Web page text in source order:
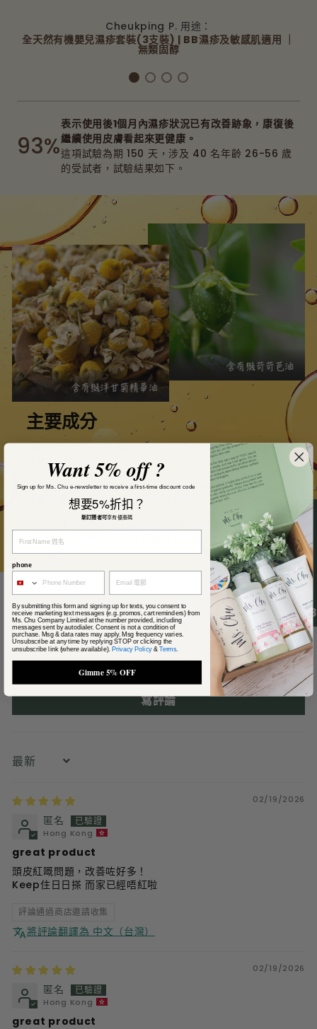
Cheukping P. 用途：
全天然有機嬰兒濕疹套裝(3支裝) | BB濕疹及敏感肌適用 ｜
無類固醇
93%
表示使用後1個月內濕疹狀況已有改善跡象，康復後
繼續使用皮膚看起來更健康。
這項試驗為期 150 天，涉及 40 名年齡 26-56 歲
的受試者，試驗結果如下。
主要成分
· 有機洋甘菊羅馬油有助於放鬆心靈和身體，減輕壓力，
促進身心健康感。
· 有機荷荷巴籽油通過滋潤、平衡油脂分泌、舒緩炎症和
促進健康膚色等方面為皮膚帶來益處。
·添加維生素E和抗氧化劑，有助於保護皮膚免受自由基和
環境損害，同時具有舒緩和消炎的特性。
客戶評論
4.92 滿分 5 分
基於 25 條評論
寫評論
Sort by
02/19/2026
匿名
Hong Kong
great product
頭皮紅嘅問題，改善咗好多！
Keep住日日搽 而家已經唔紅啦
評論通過商店邀請收集
將評論翻譯為 中文（台灣）
02/19/2026
匿名
Hong Kong
great product
Want 5% off ?
Sign up for Ms. Chu e-newsletter to receive a first-time discount code
想要5%折扣？
新訂閱者可享有優惠碼
phone
By submitting this form and signing up for texts, you consent to
receive marketing text messages (e.g. promos, cart reminders) from
Ms. Chu Company Limited at the number provided, including
messages sent by autodialer. Consent is not a condition of
purchase. Msg & data rates may apply. Msg frequency varies.
Unsubscribe at any time by replying STOP or clicking the
unsubscribe link (where available). Privacy Policy&Terms.
Gimme 5% OFF